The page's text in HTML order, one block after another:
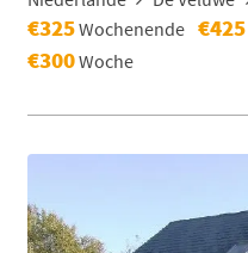
€325Wochenende €425
€300Woche